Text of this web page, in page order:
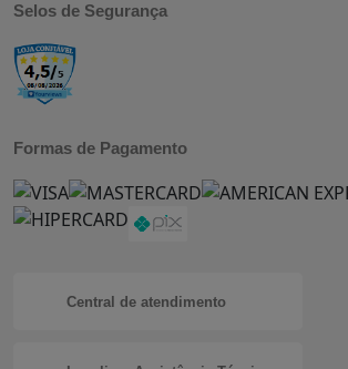
Selos de Segurança
Formas de Pagamento
Central de atendimento